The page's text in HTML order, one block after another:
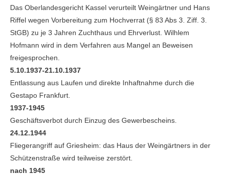
Das Oberlandesgericht Kassel verurteilt Weingärtner und Hans
Riffel wegen Vorbereitung zum Hochverrat (§ 83 Abs 3. Ziff. 3.
StGB) zu je 3 Jahren Zuchthaus und Ehrverlust. Wilhlem
Hofmann wird in dem Verfahren aus Mangel an Beweisen
freigesprochen.
5.10.1937-21.10.1937
Entlassung aus Laufen und direkte Inhaftnahme durch die
Gestapo Frankfurt.
1937-1945
Geschäftsverbot durch Einzug des Gewerbescheins.
24.12.1944
Fliegerangriff auf Griesheim: das Haus der Weingärtners in der
Schützenstraße wird teilweise zerstört.
nach 1945